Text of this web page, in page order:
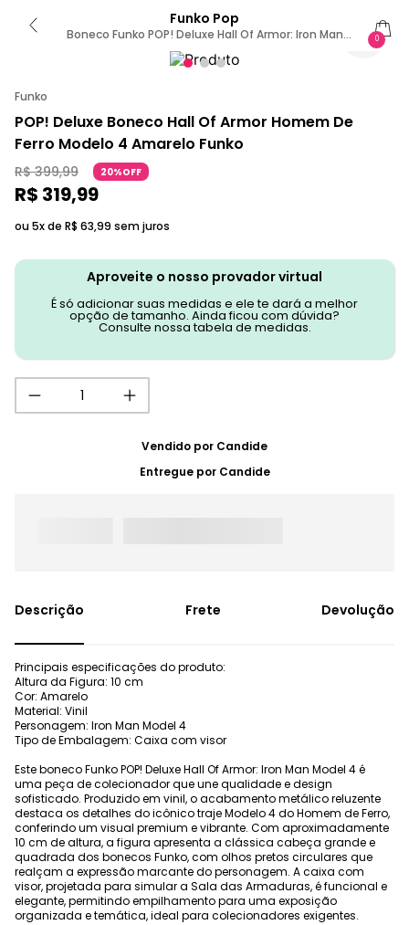
Funko Pop
Boneco Funko POP! Deluxe Hall Of Armor: Iron Man
0
Funko
POP! Deluxe Boneco Hall Of Armor Homem De
Ferro Modelo 4 Amarelo Funko
R$ 399,99 20%OFF
R$ 319,99
ou 5x de R$ 63,99 sem juros
Aproveite o nosso provador virtual
É só adicionar suas medidas e ele te dará a melhor
opção de tamanho. Ainda ficou com dúvida?
Consulte nossa tabela de medidas.
Vendido por Candide
Entregue por Candide
Frete Devolução
Principais especificações do produto:
Altura da Figura: 10 cm
Cor: Amarelo
Material: Vinil
Personagem: Iron Man Model 4
Tipo de Embalagem: Caixa com visor
Este boneco Funko POP! Deluxe Hall Of Armor: Iron Man Model 4 é
uma peça de colecionador que une qualidade e design
sofisticado. Produzido em vinil, o acabamento metálico reluzente
destaca os detalhes do icônico traje Modelo 4 do Homem de Ferro,
conferindo um visual premium e vibrante. Com aproximadamente
10 cm de altura, a figura apresenta a clássica cabeça grande e
quadrada dos bonecos Funko, com olhos pretos circulares que
realçam a expressão marcante do personagem. A caixa com
visor, projetada para simular a Sala das Armaduras, é funcional e
elegante, permitindo empilhamento para uma exposição
organizada e temática, ideal para colecionadores exigentes.